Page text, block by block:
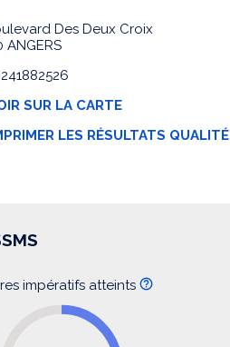
Des Deux Croix
ANGERS
SUR LA CARTE
LES RÉSULTATS QUALITÉ
impératifs atteints